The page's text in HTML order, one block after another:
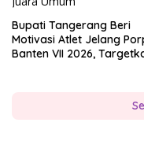
Bupati Tangerang Beri
Motivasi Atlet Jelang
Banten VII 2026,